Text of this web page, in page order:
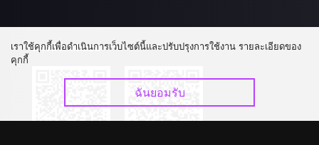
ดาวน์โหลดแอป
เราใช้คุกกี้เพื่อดำเนินการเว็บไซต์นี้และปรับปรุงการใช้งาน รายละเอียดของ
คุกกี้
ฉันยอมรับ